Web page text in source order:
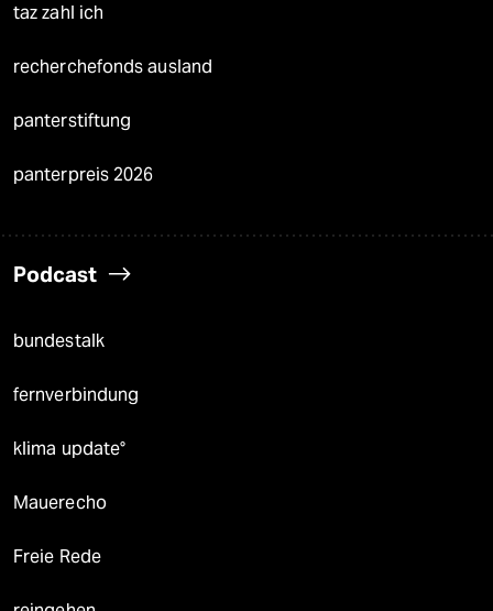
taz zahl ich
recherchefonds ausland
panterstiftung
panterpreis 2026
Podcast
bundestalk
fernverbindung
klima update°
Mauerecho
Freie Rede